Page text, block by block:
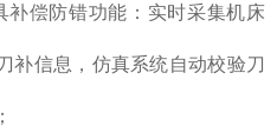
补偿防错功能：实时采集机床
补信息，仿真系统自动校验刀